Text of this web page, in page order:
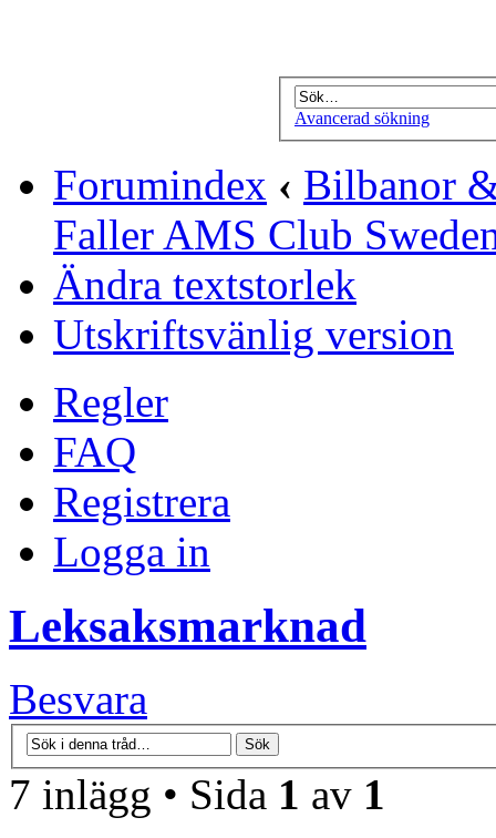
Avancerad sökning
Forumindex ‹ Bilbanor
Faller AMS Club
Ändra textstorlek
Utskriftsvänlig version
Regler
FAQ
Registrera
Logga in
Leksaksmarknad
Besvara
7 inlägg • Sida 1 av 1